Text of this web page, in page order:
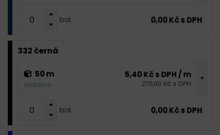
bal. 0,00 Kč s DPH
332 černá
50 m
skladem
5,40 Kč s DPH / m
270,00 Kč s DPH
bal. 0,00 Kč s DPH